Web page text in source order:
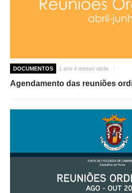
DOCUMENTOS 1 ano 4 meses atrás
Agendamento das reuniões